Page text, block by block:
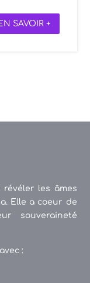
SAVOIR +
révéler les âmes
Elle a coeur de
souveraineté
: